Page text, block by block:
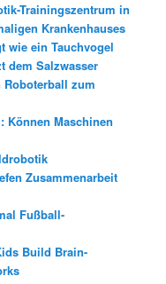
Trainingszentrum in
Krankenhauses
wie ein Tauchvogel
dem Salzwasser
zum
Können Maschinen
Zusammenarbeit
Fußball-
Build Brain-